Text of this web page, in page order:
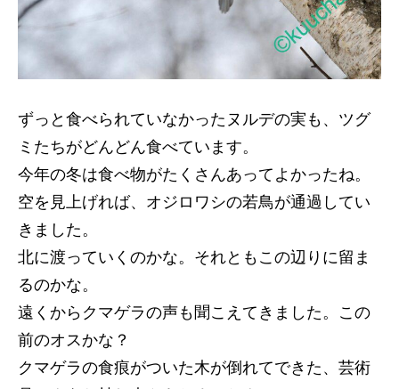
ずっと食べられていなかったヌルデの実も、ツグ
ミたちがどんどん食べています。
今年の冬は食べ物がたくさんあってよかったね。
空を見上げれば、オジロワシの若鳥が通過してい
きました。
北に渡っていくのかな。それともこの辺りに留ま
るのかな。
遠くからクマゲラの声も聞こえてきました。この
前のオスかな？
クマゲラの食痕がついた木が倒れてできた、芸術